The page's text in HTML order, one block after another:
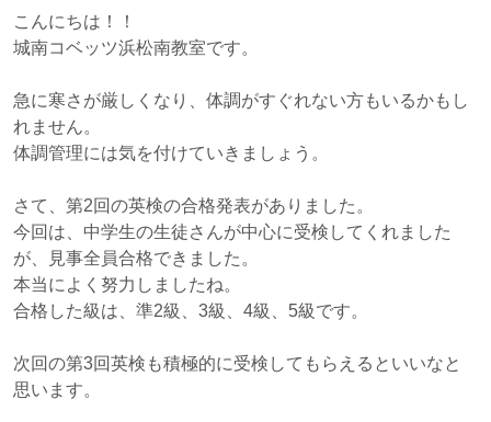
こんにちは！！
城南コベッツ浜松南教室です。
急に寒さが厳しくなり、体調がすぐれない方もいるかもし
れません。
体調管理には気を付けていきましょう。
さて、第2回の英検の合格発表がありました。
今回は、中学生の生徒さんが中心に受検してくれました
が、見事全員合格できました。
本当によく努力しましたね。
合格した級は、準2級、3級、4級、5級です。
次回の第3回英検も積極的に受検してもらえるといいなと
思います。